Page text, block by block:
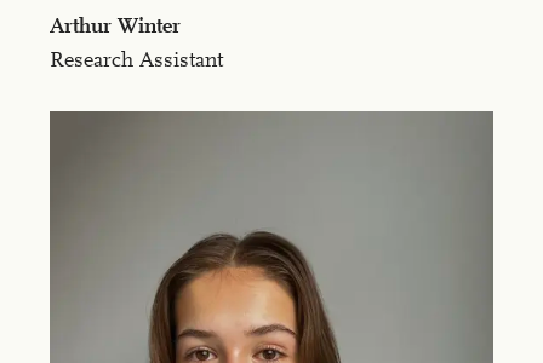
Arthur Win­ter
Research Assistant